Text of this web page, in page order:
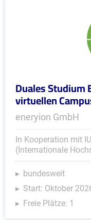
Duales Studium
virtuellen
eneryion GmbH
In Kooperation mit
(Internationale
bundesweit
Start: Oktober
Freie Plätze: 1